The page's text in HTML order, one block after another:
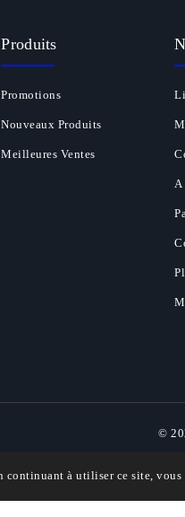
Produits
Promotions
Nouveaux Produits
Meilleures Ventes
A
continuant à utiliser ce site,
©